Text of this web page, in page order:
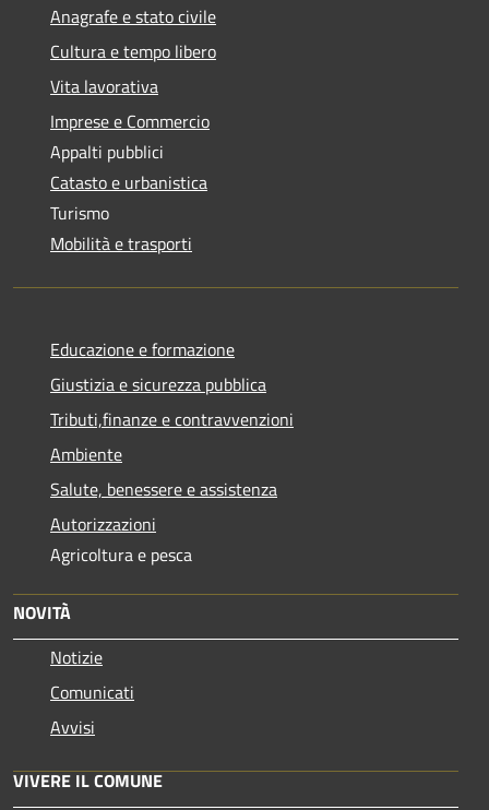
Anagrafe e stato civile
Cultura e tempo libero
Vita lavorativa
Imprese e Commercio
Appalti pubblici
Catasto e urbanistica
Turismo
Mobilità e trasporti
Educazione e formazione
Giustizia e sicurezza pubblica
Tributi,finanze e contravvenzioni
Ambiente
Salute, benessere e assistenza
Autorizzazioni
Agricoltura e pesca
NOVITÀ
Notizie
Comunicati
Avvisi
VIVERE IL COMUNE